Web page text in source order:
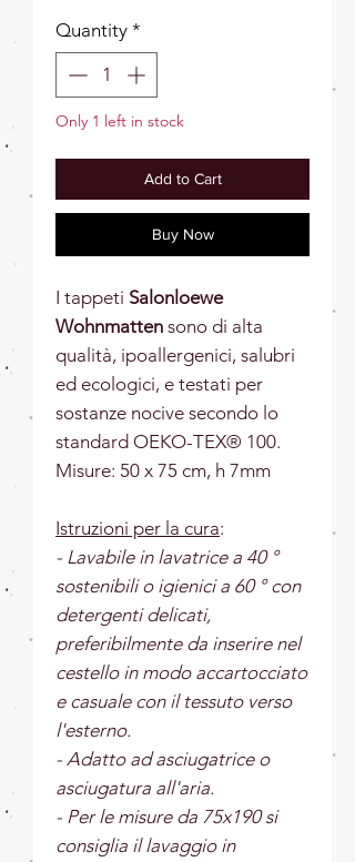
Quantity *
Only 1 left in stock
Add to Cart
Buy Now
I tappeti Salonloewe
Wohnmatten sono di alta
qualità, ipoallergenici, salubri
ed ecologici, e testati per
sostanze nocive secondo lo
standard OEKO-TEX® 100.
Misure: 50 x 75 cm, h 7mm
Istruzioni per la cura:
- Lavabile in lavatrice a 40 °
sostenibili o igienici a 60 ° con
detergenti delicati,
preferibilmente da inserire nel
cestello in modo accartocciato
e casuale con il tessuto verso
l'esterno.
- Adatto ad asciugatrice o
asciugatura all'aria.
- Per le misure da 75x190 si
consiglia il lavaggio in